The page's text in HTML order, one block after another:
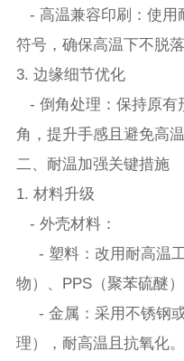
- 高温兼容印刷：使用
符号，确保高温下不脱
3. 边缘细节优化
- 倒角处理：保持原有
角，提升手感且避免高
二、耐温加强关键措施
1. 材料升级
- 外壳材料：
- 塑料：改用耐高温
物）、PPS（聚苯硫醚
- 金属：采用不锈钢
理），耐高温且抗氧化